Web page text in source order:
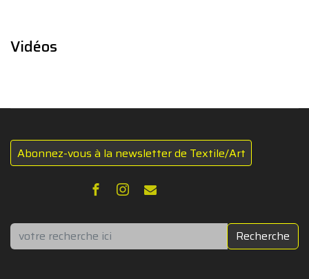
Vidéos
Abonnez-vous à la newsletter de Textile/Art
Rechercher Recherche